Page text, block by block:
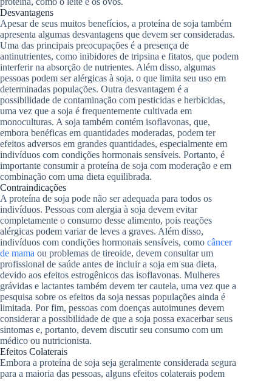
Desvantagens
Apesar de seus muitos benefícios, a proteína de soja também
apresenta algumas desvantagens que devem ser consideradas.
Uma das principais preocupações é a presença de
antinutrientes, como inibidores de tripsina e fitatos, que podem
interferir na absorção de nutrientes. Além disso, algumas
pessoas podem ser alérgicas à soja, o que limita seu uso em
determinadas populações. Outra desvantagem é a
possibilidade de contaminação com pesticidas e herbicidas,
uma vez que a soja é frequentemente cultivada em
monoculturas. A soja também contém isoflavonas, que,
embora benéficas em quantidades moderadas, podem ter
efeitos adversos em grandes quantidades, especialmente em
indivíduos com condições hormonais sensíveis. Portanto, é
importante consumir a proteína de soja com moderação e em
combinação com uma dieta equilibrada.
Contraindicações
A proteína de soja pode não ser adequada para todos os
indivíduos. Pessoas com alergia à soja devem evitar
completamente o consumo desse alimento, pois reações
alérgicas podem variar de leves a graves. Além disso,
indivíduos com condições hormonais sensíveis, como câncer
de mama ou problemas de tireoide, devem consultar um
profissional de saúde antes de incluir a soja em sua dieta,
devido aos efeitos estrogênicos das isoflavonas. Mulheres
grávidas e lactantes também devem ter cautela, uma vez que a
pesquisa sobre os efeitos da soja nessas populações ainda é
limitada. Por fim, pessoas com doenças autoimunes devem
considerar a possibilidade de que a soja possa exacerbar seus
sintomas e, portanto, devem discutir seu consumo com um
médico ou nutricionista.
Efeitos Colaterais
Embora a proteína de soja seja geralmente considerada segura
para a maioria das pessoas, alguns efeitos colaterais podem